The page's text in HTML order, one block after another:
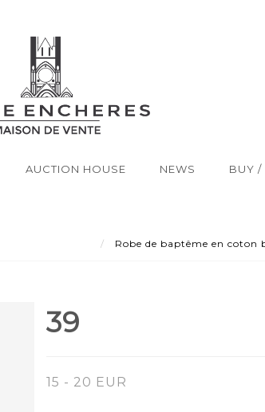
AUCTION HOUSE NEWS BUY /
Robe de baptême en coton
39
15 - 20 EUR